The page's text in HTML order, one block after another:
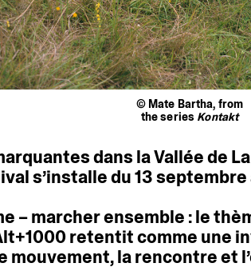
© Mate Bartha, from
the series Kontakt
dans laValléede La
s’installedu13septembre
–marcherensemble :le
retentitcomme une
mouvement,larencontreet